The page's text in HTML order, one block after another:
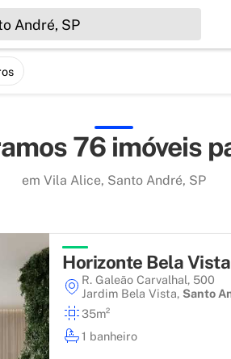
André, SP
76 imóveis
em Vila Alice, Santo André, SP
Horizonte Bela Vista
R. Galeão Carvalhal, 500
Jardim Bela Vista, Santo
35m²
1 banheiro